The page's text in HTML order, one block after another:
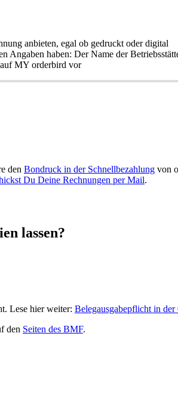
anbieten, egal ob gedruckt oder digital
haben: Der Name der
MY orderbird vor
den Bondruck in der Schnellbezahlung von
Du Deine Rechnungen per Mail.
lassen?
Lese hier weiter: Belegausgabepflicht in der
den Seiten des BMF.